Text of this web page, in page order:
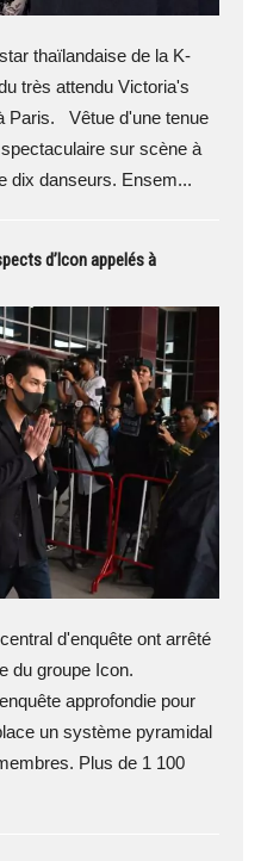
thaïlandaise de la K-
très attendu Victoria's
Paris. Vêtue d'une tenue
sur scène à
dix danseurs. Ensem...
d’Icon appelés à
d'enquête ont arrêté
du groupe Icon.
approfondie pour
un système pyramidal
Plus de 1 100